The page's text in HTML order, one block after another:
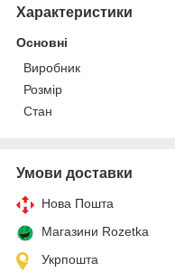
Характеристики
Основні
Виробник
Розмір
Стан
Умови доставки
Нова Пошта
Магазини Rozetka
Укрпошта